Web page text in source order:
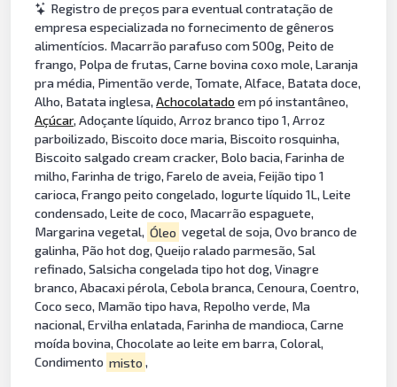
Registro de preços para eventual contratação de
empresa especializada no fornecimento de gêneros
alimentícios. Macarrão parafuso com 500g, Peito de
frango, Polpa de frutas, Carne bovina coxo mole, Laranja
pra média, Pimentão verde, Tomate, Alface, Batata doce,
Alho, Batata inglesa,Achocolatadoem pó instantâneo,
Açúcar, Adoçante líquido, Arroz branco tipo 1, Arroz
parboilizado, Biscoito doce maria, Biscoito rosquinha,
Biscoito salgado cream cracker, Bolo bacia, Farinha de
milho, Farinha de trigo, Farelo de aveia, Feijão tipo 1
carioca, Frango peito congelado, Iogurte líquido 1L, Leite
condensado, Leite de coco, Macarrão espaguete,
Margarina vegetal, Óleo vegetal de soja, Ovo branco de
galinha, Pão hot dog, Queijo ralado parmesão, Sal
refinado, Salsicha congelada tipo hot dog, Vinagre
branco, Abacaxi pérola, Cebola branca, Cenoura, Coentro,
Coco seco, Mamão tipo hava, Repolho verde, Ma
nacional, Ervilha enlatada, Farinha de mandioca, Carne
moída bovina, Chocolate ao leite em barra, Coloral,
Condimento misto ,